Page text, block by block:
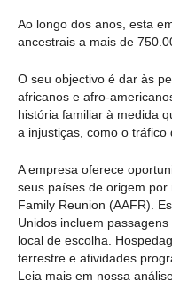
Ao longo dos anos, esta
ancestrais a mais de
O seu objectivo é dar às
africanos e afro-
história familiar à medida
a injustiças, como o tráfico
A empresa oferece
seus países de origem por
Family Reunion (AAFR).
Unidos incluem
local de escolha.
terrestre e atividades
Leia mais em nossa